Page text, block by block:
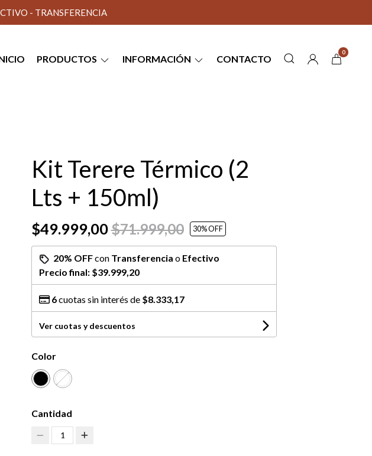
- TRANSFERENCIA
PRODUCTOS INFORMACIÓN CONTACTO
0
Kit Terere Térmico (2
Lts + 150ml)
$49.999,00$71.999,00 30% OFF
20% OFFcon Transferencia o Efectivo
Precio final: $39.999,20
6cuotas sin interés de $8.333,17
Ver cuotas y descuentos
Color
Cantidad
1